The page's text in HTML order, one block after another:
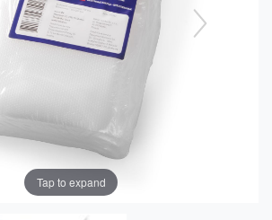
Tap to expand